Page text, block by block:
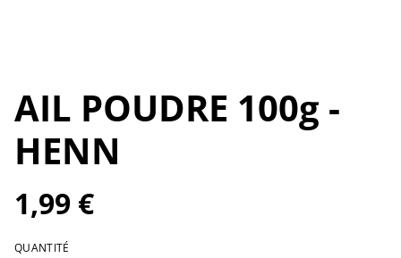
AIL POUDRE 100g -
HENN
1,99 €
QUANTITÉ